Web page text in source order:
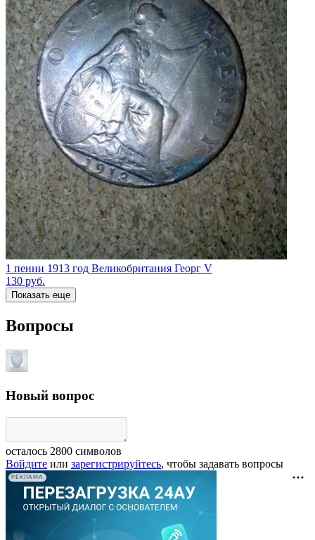
1 пенни 1913 год Великобритания Георг V
130 руб.
Показать еще
Вопросы
Новый вопрос
осталось 2800 символов
Войдите или зарегистрируйтесь, чтобы задавать вопросы
РЕКЛАМА